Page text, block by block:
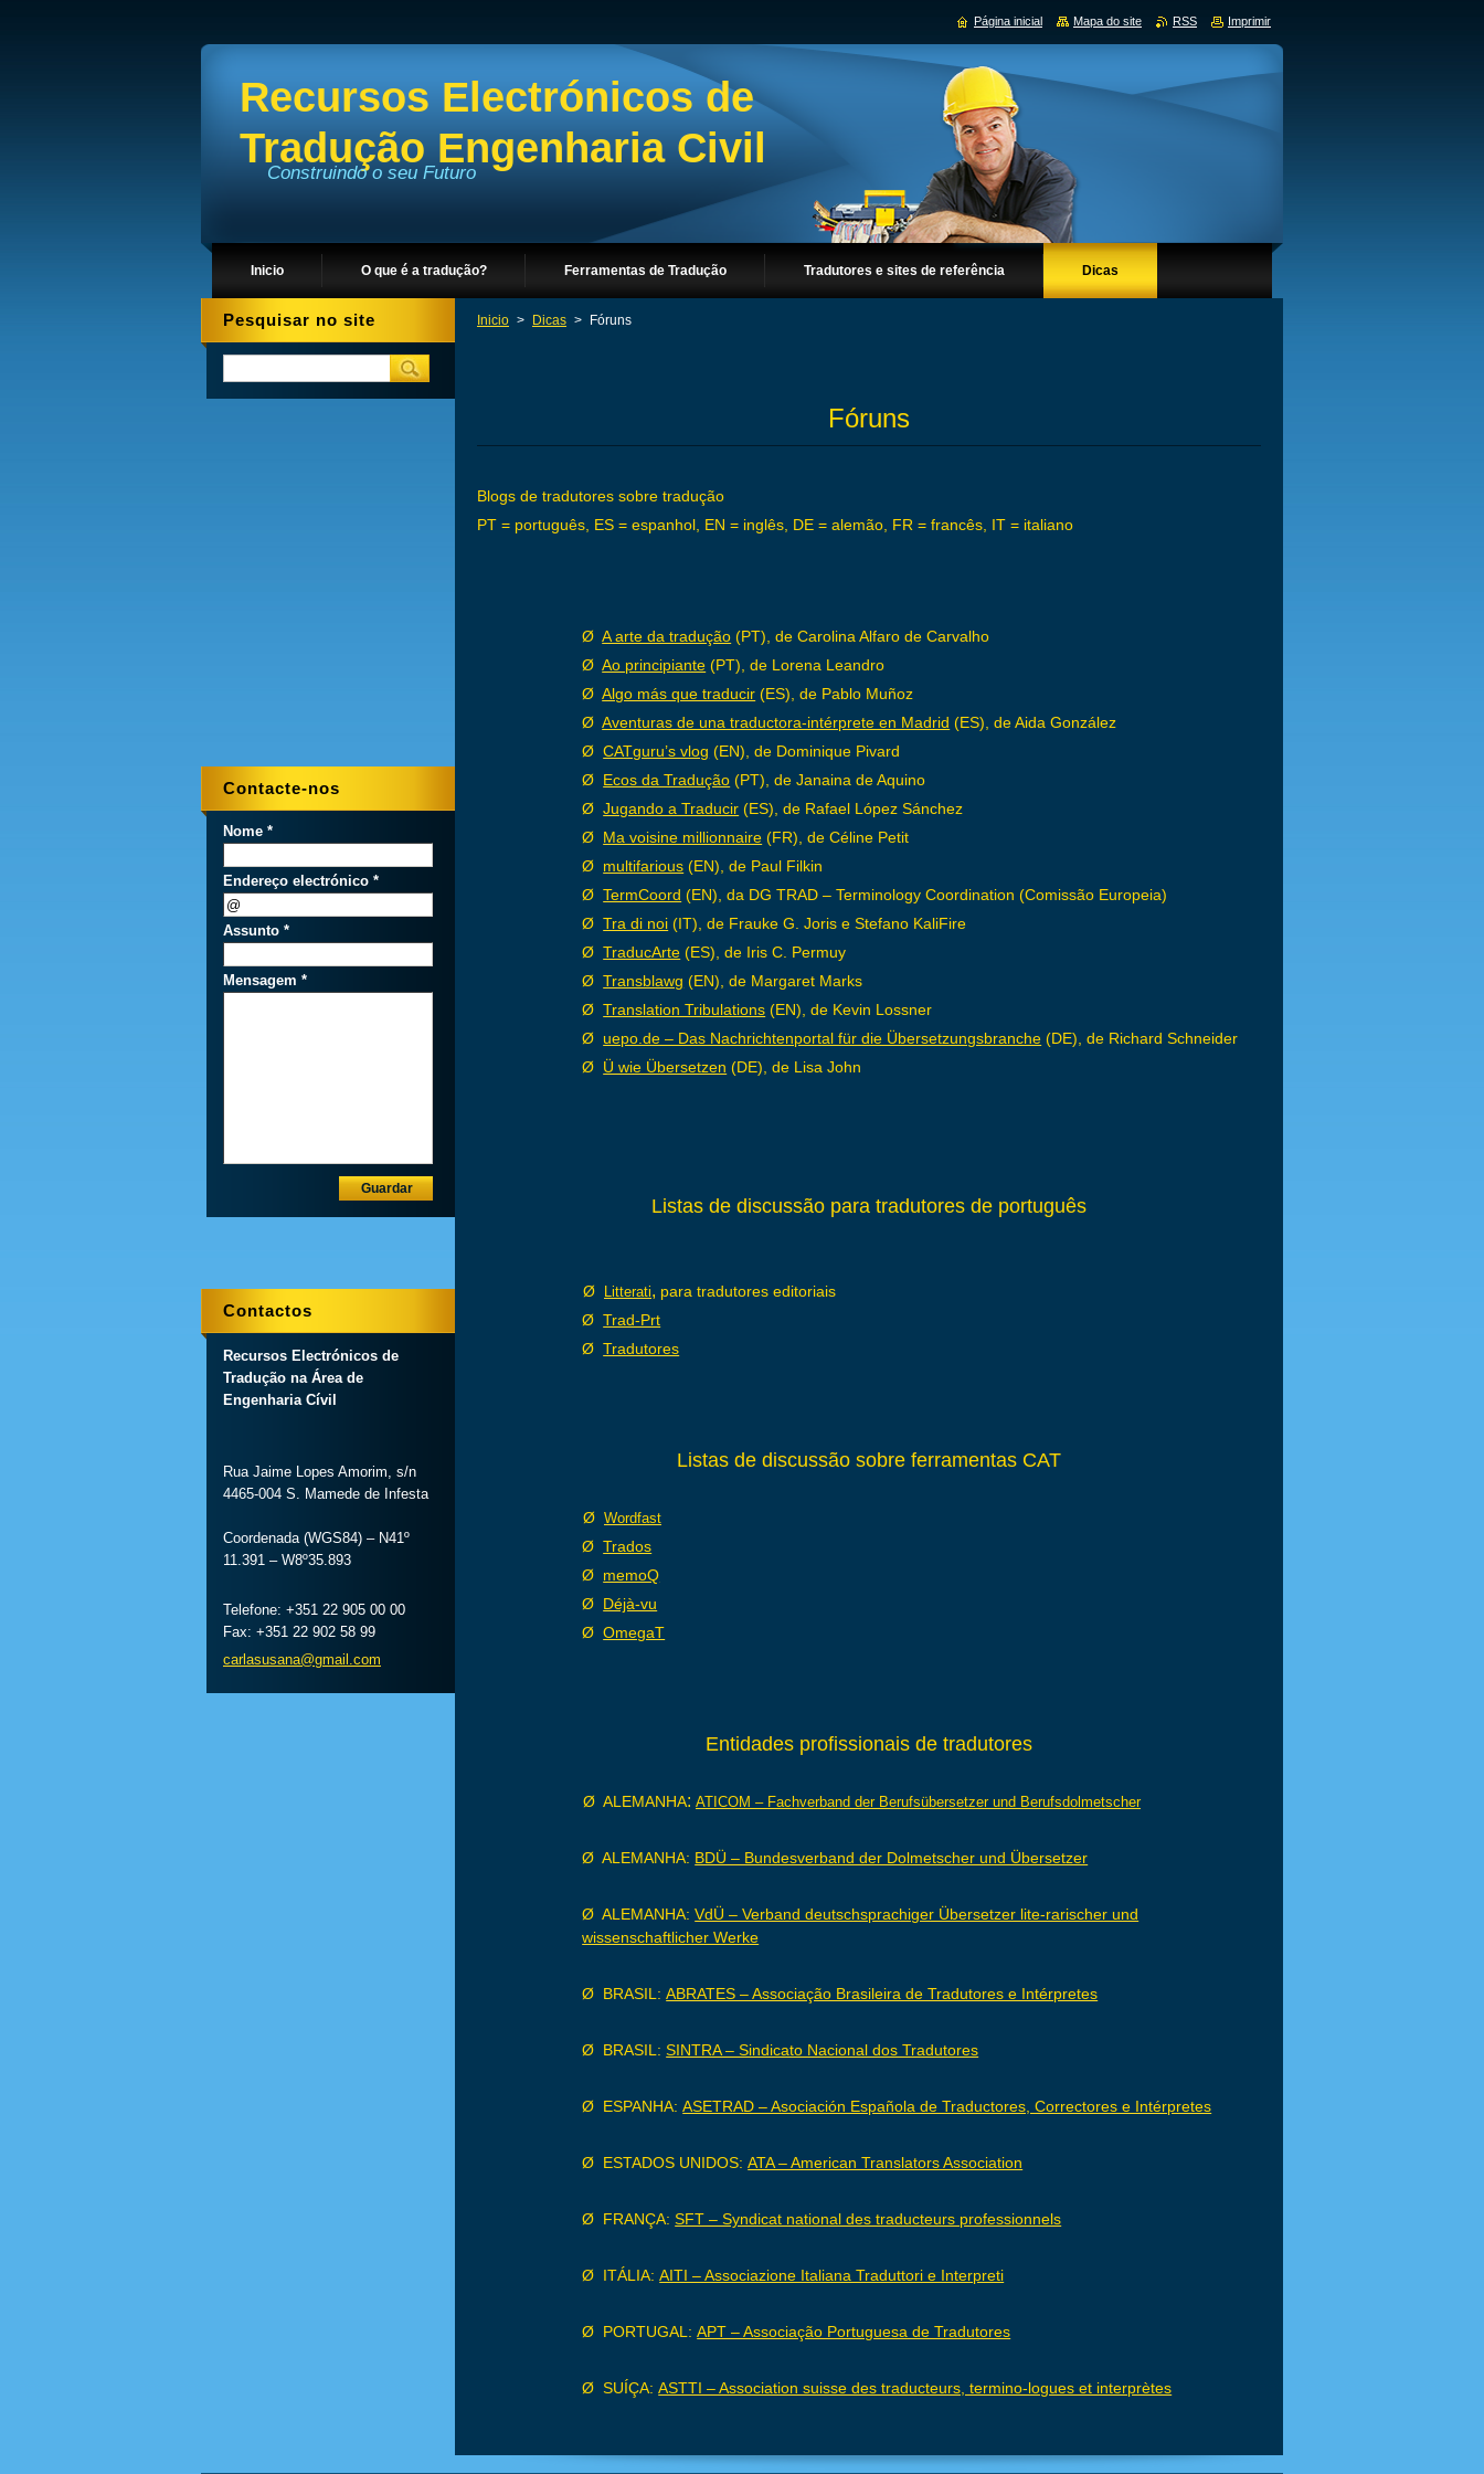
Recursos Electrónicos de
Tradução Engenharia Civil
Construindo o seu Futuro
Inicio O que é a tradução? Ferramentas de Tradução Tradutores e sites de referência Dicas
Inicio > Dicas > Fóruns
Fóruns
Blogs de tradutores sobre tradução
PT = português, ES = espanhol, EN = inglês, DE = alemão, FR = francês, IT = italiano
ØA arte da tradução (PT), de Carolina Alfaro de Carvalho
ØAo principiante (PT), de Lorena Leandro
ØAlgo más que traducir (ES), de Pablo Muñoz
ØAventuras de una traductora-intérprete en Madrid (ES), de Aida González
ØCATguru’s vlog (EN), de Dominique Pivard
Ø Ecos da Tradução (PT), de Janaina de Aquino
ØJugando a Traducir (ES), de Rafael López Sánchez
Ø Ma voisine millionnaire (FR), de Céline Petit
Ø multifarious (EN), de Paul Filkin
ØTermCoord (EN), da DG TRAD – Terminology Coordination (Comissão Europeia)
ØTra di noi (IT), de Frauke G. Joris e Stefano KaliFire
ØTraducArte (ES), de Iris C. Permuy
ØTransblawg (EN), de Margaret Marks
ØTranslation Tribulations (EN), de Kevin Lossner
Øuepo.de – Das Nachrichtenportal für die Übersetzungsbranche (DE), de Richard Schneider
Ø Ü wie Übersetzen (DE), de Lisa John
Listas de discussão para tradutores de português
Ø Litterati, para tradutores editoriais
ØTrad-Prt
ØTradutores
Listas de discussão sobre ferramentas CAT
Ø Wordfast
ØTrados
Ø memoQ
Ø Déjà-vu
ØOmegaT
Entidades profissionais de tradutores
Ø ALEMANHA: ATICOM – Fachverband der Berufsübersetzer und Berufsdolmetscher
Ø ALEMANHA: BDÜ – Bundesverband der Dolmetscher und Übersetzer
Ø ALEMANHA:VdÜ – Verband deutschsprachiger Übersetzer lite-rarischer und
wissenschaftlicher Werke
Ø BRASIL:ABRATES – Associação Brasileira de Tradutores e Intérpretes
Ø BRASIL:SINTRA – Sindicato Nacional dos Tradutores
Ø ESPANHA:ASETRAD – Asociación Española de Traductores, Correctores e Intérpretes
Ø ESTADOS UNIDOS:ATA – American Translators Association
Ø FRANÇA:SFT – Syndicat national des traducteurs professionnels
Ø ITÁLIA:AITI – Associazione Italiana Traduttori e Interpreti
Ø PORTUGAL:APT – Associação Portuguesa de Tradutores
Ø SUÍÇA:ASTTI – Association suisse des traducteurs, termino-logues et interprètes
Pesquisar no site
Contacte-nos
Nome *
Endereço electrónico *
Assunto *
Mensagem *
Contactos
Recursos Electrónicos de
Tradução na Área de
Engenharia Cívil
Rua Jaime Lopes Amorim, s/n
4465-004 S. Mamede de Infesta
Coordenada (WGS84) – N41º
11.391 – W8º35.893
Telefone: +351 22 905 00 00
Fax: +351 22 902 58 99
carlasusana@gmai l.com
Página inicial Mapa do site RSS Imprimir